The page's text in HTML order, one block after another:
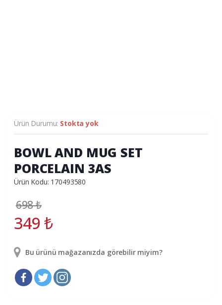
Ürün Durumu: Stokta yok
BOWL AND MUG SET
PORCELAIN 3AS
Ürün Kodu: 170493580
698₺
349₺
Bu ürünü mağazanızda görebilir miyim?